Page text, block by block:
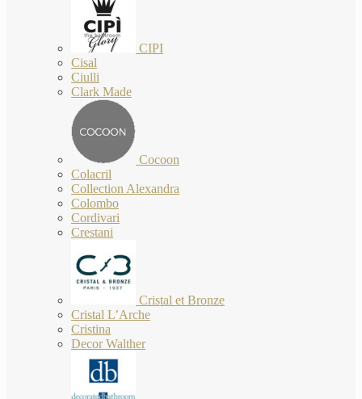
CIPI
Cisal
Ciulli
Clark Made
Cocoon
Colacril
Collection Alexandra
Colombo
Cordivari
Crestani
Cristal et Bronze
Cristal L’Arche
Cristina
Decor Walther